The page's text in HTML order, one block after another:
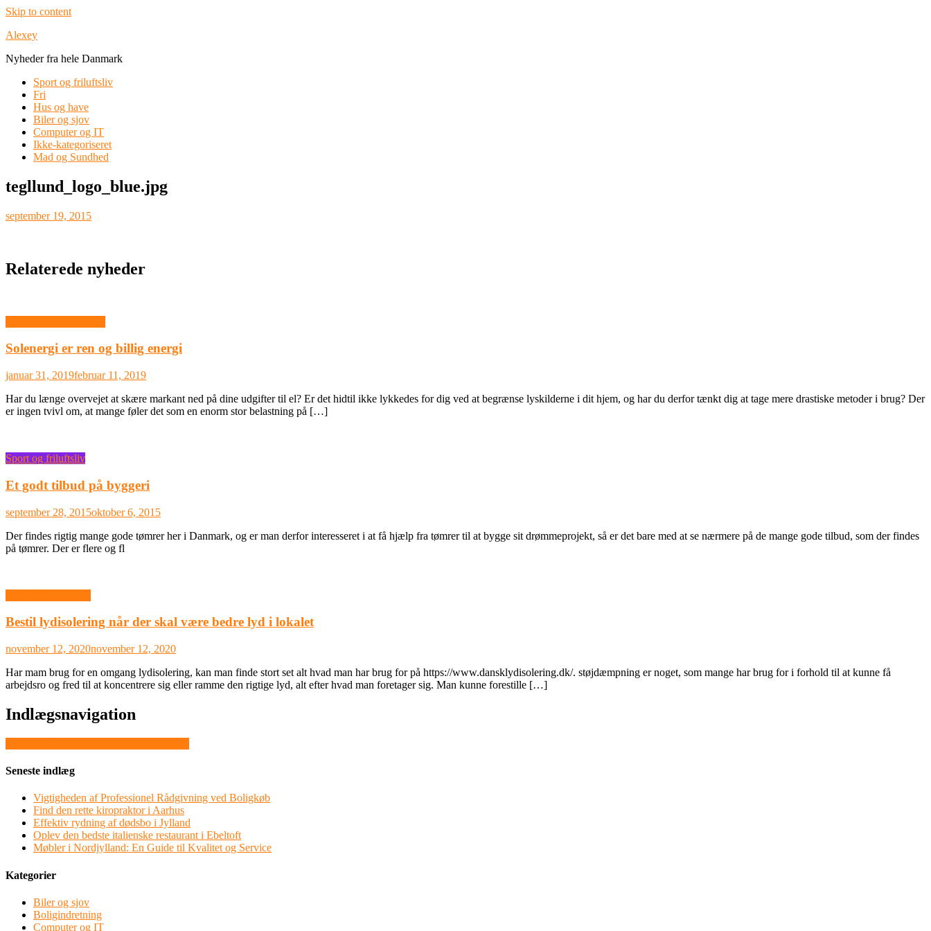
Skip to content
Alexey
Nyheder fra hele Danmark
Sport og friluftsliv
Fri
Hus og have
Biler og sjov
Computer og IT
Ikke-kategoriseret
Mad og Sundhed
tegllund_logo_blue.jpg
september 19, 2015
Relaterede nyheder
Solenergi er ren og billig energi
januar 31, 2019februar 11, 2019
Har du længe overvejet at skære markant ned på dine udgifter til el? Er det hidtil ikke lykkedes for dig ved at begrænse lyskilderne i dit hjem, og har du derfor tænkt dig at tage mere drastiske metoder i brug? Der
er ingen tvivl om, at mange føler det som en enorm stor belastning på […]
Sport og friluftsliv
Et godt tilbud på byggeri
september 28, 2015oktober 6, 2015
Der findes rigtig mange gode tømrer her i Danmark, og er man derfor interesseret i at få hjælp fra tømrer til at bygge sit drømmeprojekt, så er det bare med at se nærmere på de mange gode tilbud, som der findes
på tømrer. Der er flere og fl
Bestil lydisolering når der skal være bedre lyd i lokalet
november 12, 2020november 12, 2020
Har mam brug for en omgang lydisolering, kan man finde stort set alt hvad man har brug for på https://www.dansklydisolering.dk/. støjdæmpning er noget, som mange har brug for i forhold til at kunne få
arbejdsro og fred til at koncentrere sig eller ramme den rigtige lyd, alt efter hvad man foretager sig. Man kunne forestille […]
Indlægsnavigation
Seneste indlæg
Vigtigheden af Professionel Rådgivning ved Boligkøb
Find den rette kiropraktor i Aarhus
Effektiv rydning af dødsbo i Jylland
Oplev den bedste italienske restaurant i Ebeltoft
Møbler i Nordjylland: En Guide til Kvalitet og Service
Kategorier
Biler og sjov
Boligindretning
Computer og IT